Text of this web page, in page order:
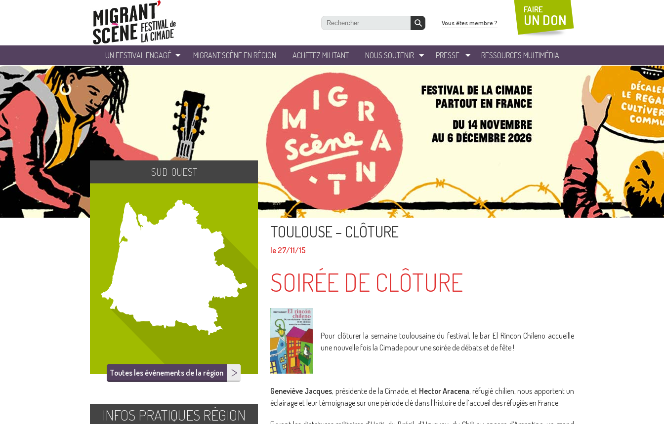
UN FESTIVAL ENGAGÉ MIGRANT’SCÈNE EN RÉGION ACHETEZ MILITANT NOUS SOUTENIR PRESSE RESSOURCES MULTIMÉDIA
Vous êtes membre ?
FAIRE
UN DON
TOULOUSE – CLÔTURE
le 27/11/15
SOIRÉE DE CLÔTURE
Pour clôturer la semaine toulousaine du festival, le bar El Rincon Chileno accueille
une nouvelle fois la Cimade pour une soirée de débats et de fête !
Geneviève Jacques, présidente de la Cimade, et Hector Aracena, réfugié chilien, nous apportent un
éclairage et leur témoignage sur une période clé dans l’histoire de l’accueil des réfugiés en France.
SUD-OUEST
Toutes les événements de la région
INFOS PRATIQUES RÉGION